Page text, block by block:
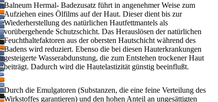
Balneum Hermal- Badezusatz führt in angenehmer Weise zum
Aufziehen eines Ölfilms auf der Haut. Dieser dient bis zur
Wiederherstellung des natürlichen Hautfettmantels als
vorübergehende Schutzschicht. Das Herauslösen der natürlichen
Feuchthaltefaktoren aus der obersten Hautschicht während des
Badens wird reduziert. Ebenso die bei diesen Hauterkrankungen
gesteigerte Wasserabdunstung, die zum Entstehen trockener Haut
beiträgt. Dadurch wird die Hautelastizität günstig beeinflußt.
Durch die Emulgatoren (Substanzen, die eine feine Verteilung des
Wirkstoffes garantieren) und den hohen Anteil an ungesättigten